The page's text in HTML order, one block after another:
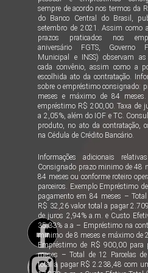
sempre de acordo nos termos da
do Banco Central do Brasil,
setembro de 2021. Assim como
prazos praticados nos
aniversário FGTS, Governo
Municipal e INSS) observam as
cada convênio, assim como a
escolhida ato da contratação.
sobre o empréstimo consignado:
meses e máximo de 84
empréstimo R$ 200,00. Taxa de
a 2,05%, além do IOF e TC.
produto, no ato da contratação,
na Cédula de Crédito Bancário.
Informações adicionais
Consignado prazo minimo de 48
84 meses ou conforme roteiro
parceiros. Exemplo Empréstimo
pagamento em 84 meses –
R$ 32,26 valor total a pagar
de juros 2,94% a.m. e Custo
35,33% a.a – Empréstimo na
minimo de 8 meses e máximo de
Empréstimo de R$ 900,00 para
meses – Total de 12 Parcelas
total a pagar R$ 2.238,48 com